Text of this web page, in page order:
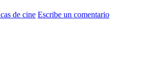
de cine Escribe un comentario